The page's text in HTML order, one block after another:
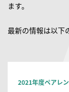
ます。
最新の情報は以下
2021年度ペアレ